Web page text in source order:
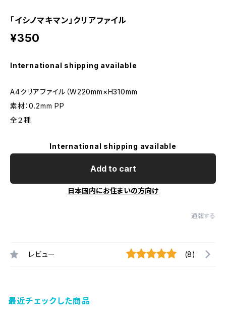
「イシノマキマン」クリアファイル
¥350
International shipping available
A4クリアファイル（W220mm×H310mm
素材：0.2mm PP
全２種
International shipping available
Add to cart
日本国内にお住まいの方向け
通報する
レビュー (8)
最近チェックした商品